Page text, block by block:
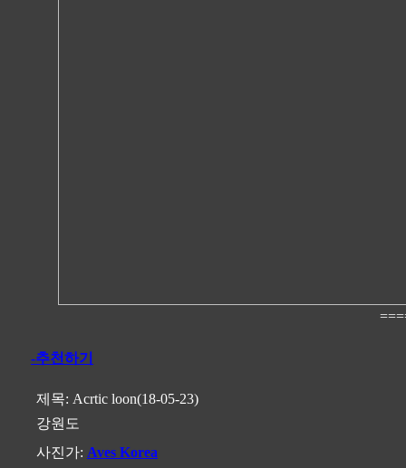
-추천하기
제목: Acrtic loon(18-05-23)
강원도
사진가: Aves Korea